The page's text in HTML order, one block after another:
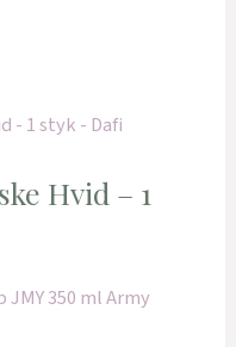
Hvid – 1